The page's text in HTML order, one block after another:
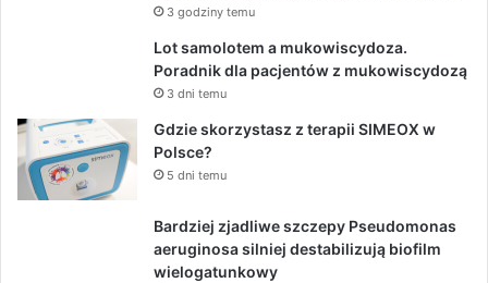
3 godziny temu
Lot samolotem a mukowiscydoza.
Poradnik dla pacjentów z mukowiscydozą
3 dni temu
Gdzie skorzystasz z terapii SIMEOX w
Polsce?
5 dni temu
Bardziej zjadliwe szczepy Pseudomonas
aeruginosa silniej destabilizują biofilm
wielogatunkowy